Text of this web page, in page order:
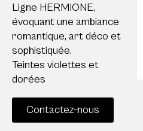
Ligne HERMIONE,
évoquant une ambiance
romantique, art déco et
sophistiquée.
Teintes violettes et
dorées
Contactez-nous